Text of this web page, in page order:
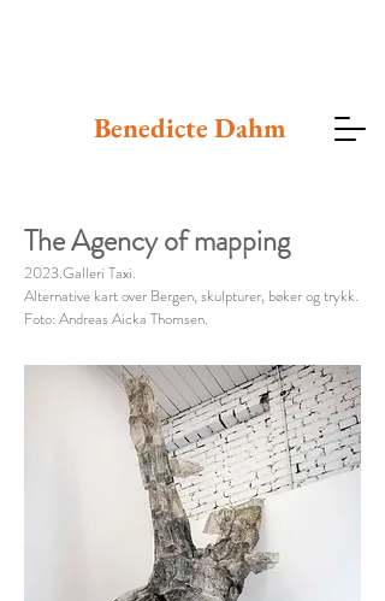
Benedicte Dahm
The Agency of mapping
2023.Galleri Taxi.
Alternative kart over Bergen, skulpturer, bøker og trykk.
Foto: Andreas Aicka Thomsen.